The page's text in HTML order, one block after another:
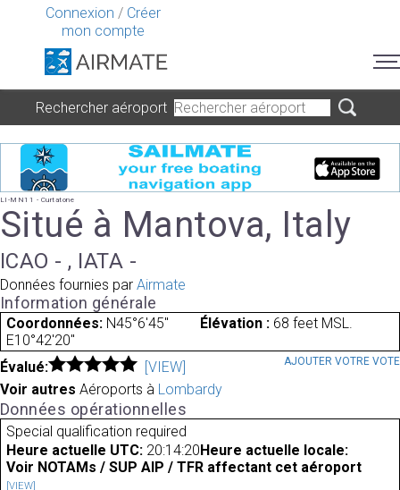
Connexion / Créer
mon compte
Rechercher aéroport
LI-MN11 - Curtatone
Situé à Mantova, Italy
ICAO - , IATA -
Données fournies par Airmate
Information générale
Coordonnées: N45°6'45"
E10°42'20"
Élévation : 68 feet MSL.
Évalué: [VIEW] AJOUTER VOTRE VOTE
Voir autres Aéroports à Lombardy
Données opérationnelles
Special qualification required
Heure actuelle UTC: 20:14:20 Heure actuelle locale:
Voir NOTAMs / SUP AIP / TFR affectant cet aéroport
[VIEW]